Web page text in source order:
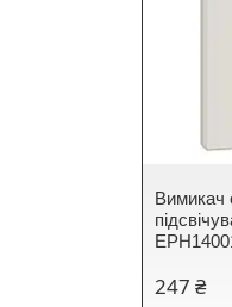
Вимикач
247 ₴